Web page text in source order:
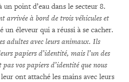
point d’eau dans le secteur 8.
arrivée à bord de trois véhicules et
un éleveur qui a réussi à se cacher.
adultes avec leurs animaux. Ils
papiers d’identité, mais l’un des
pas vos papiers d’identité que nous
ont attaché les mains avec leurs